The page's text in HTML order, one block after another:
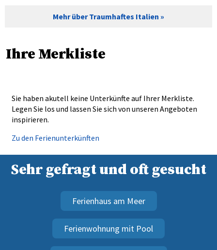
Mehr über Traumhaftes Italien
Ihre Merkliste
Sie haben akutell keine Unterkünfte auf Ihrer Merkliste.
Legen Sie los und lassen Sie sich von unseren Angeboten
inspirieren.
Zu den Ferienunterkünften
Sehr gefragt und oft gesucht
Ferienhaus am Meer
Ferienwohnung mit Pool